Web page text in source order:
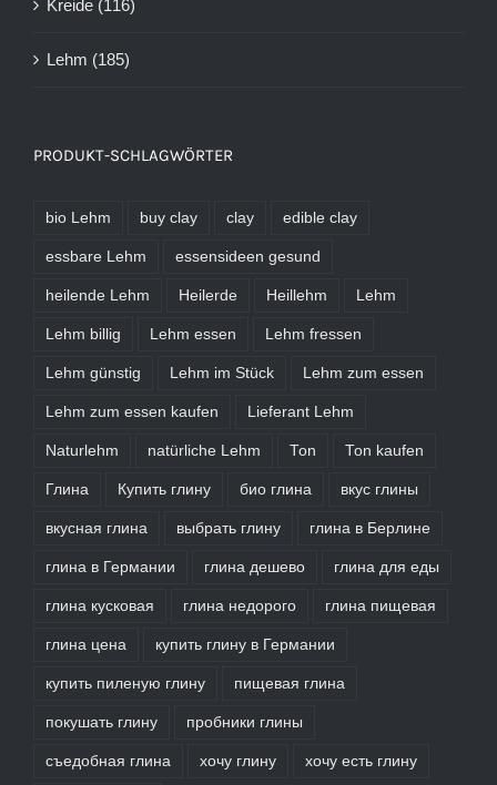
Kreide (116)
Lehm (185)
PRODUKT-SCHLAGWÖRTER
bio Lehm buy clay clay edible clay
essbare Lehm essensideen gesund
heilende Lehm Heilerde Heillehm Lehm
Lehm billig Lehm essen Lehm fressen
Lehm günstig Lehm im Stück Lehm zum essen
Lehm zum essen kaufen Lieferant Lehm
Naturlehm natürliche Lehm Ton Ton kaufen
Глина Купить глину био глина вкус глины
вкусная глина выбрать глину глина в Берлине
глина в Германии глина дешево глина для еды
глина кусковая глина недорого глина пищевая
глина цена купить глину в Германии
купить пиленую глину пищевая глина
покушать глину пробники глины
съедобная глина хочу глину хочу есть глину